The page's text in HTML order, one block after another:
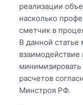
реализации
насколько
сметчик в
В данной статье
минимизировать
расчетов
Минстроя РФ.